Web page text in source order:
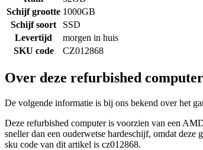
Schijf grootte 1000GB
Schijf soort
SSD
Levertijd
morgen in huis
SKU code
CZ012868
Over deze refurbished computer
De volgende informatie is bij ons bekend over het
Deze refurbished computer is voorzien van een
sneller dan een ouderwetse hardeschijf, omdat
sku code van dit artikel is cz012868.